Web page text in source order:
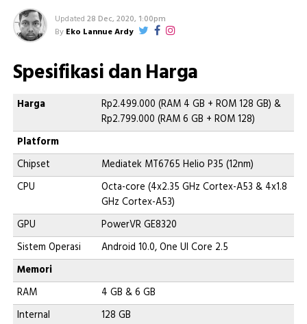
Updated 28 Dec, 2020, 1:00pm
By Eko Lannue Ardy
Spesifikasi dan Harga
Harga
Rp2.499.000 (RAM 4 GB + ROM 128 GB) &
Rp2.799.000 (RAM 6 GB + ROM 128)
Platform
Chipset
Mediatek MT6765 Helio P35 (12nm)
CPU
Octa-core (4x2.35 GHz Cortex-A53 & 4x1.8
GHz Cortex-A53)
GPU
PowerVR GE8320
Sistem Operasi
Android 10.0, One UI Core 2.5
Memori
RAM
4 GB & 6 GB
Internal
128 GB